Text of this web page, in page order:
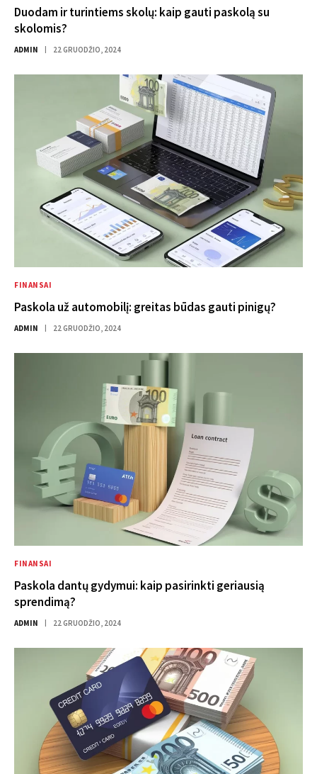
Duodam ir turintiems skolų: kaip gauti paskolą su
skolomis?
ADMIN 22 GRUODŽIO, 2024
FINANSAI
Paskola už automobilį: greitas būdas gauti pinigų?
ADMIN 22 GRUODŽIO, 2024
FINANSAI
Paskola dantų gydymui: kaip pasirinkti geriausią
sprendimą?
ADMIN 22 GRUODŽIO, 2024